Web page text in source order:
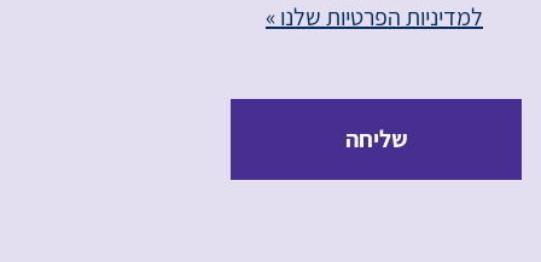
למדיניות הפרטיות שלנו »
שליחה